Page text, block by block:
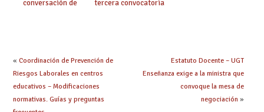
conversación de
tercera convocatoria
« Coordinación de Prevención de
Riesgos Laborales en centros
educativos – Modificaciones
normativas. Guías y preguntas
Estatuto Docente – UGT
Enseñanza exige a la ministra que
convoque la mesa de
negociación »